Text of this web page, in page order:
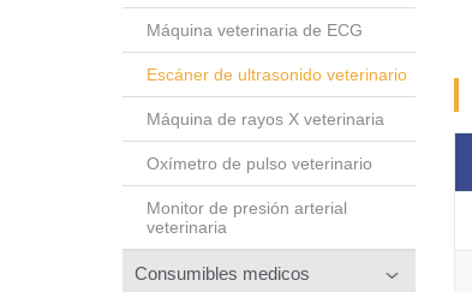
Máquina veterinaria de ECG
Escáner de ultrasonido veterinario
Máquina de rayos X veterinaria
Oxímetro de pulso veterinario
Monitor de presión arterial
veterinaria
Consumibles medicos